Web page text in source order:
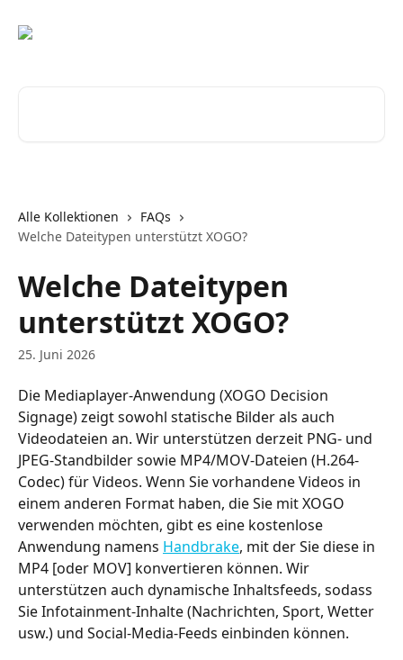
Alle Kollektionen
FAQs
Welche Dateitypen unterstützt XOGO?
Welche Dateitypen
unterstützt XOGO?
25. Juni 2026
Die Mediaplayer-Anwendung (XOGO Decision
Signage) zeigt sowohl statische Bilder als auch
Videodateien an. Wir unterstützen derzeit PNG- und
JPEG-Standbilder sowie MP4/MOV-Dateien (H.264-
Codec) für Videos. Wenn Sie vorhandene Videos in
einem anderen Format haben, die Sie mit XOGO
verwenden möchten, gibt es eine kostenlose
Anwendung namens Handbrake, mit der Sie diese in
MP4 [oder MOV] konvertieren können. Wir
unterstützen auch dynamische Inhaltsfeeds, sodass
Sie Infotainment-Inhalte (Nachrichten, Sport, Wetter
usw.) und Social-Media-Feeds einbinden können.